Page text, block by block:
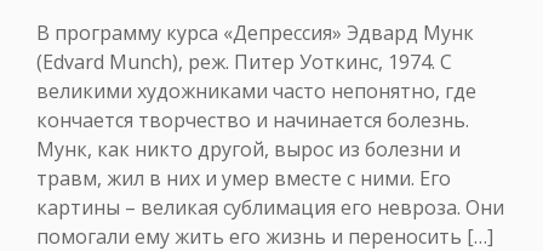
В программу курса «Депрессия» Эдвард Мунк
(Edvard Munch), реж. Питер Уоткинс, 1974. С
великими художниками часто непонятно, где
кончается творчество и начинается болезнь.
Мунк, как никто другой, вырос из болезни и
травм, жил в них и умер вместе с ними. Его
картины – великая сублимация его невроза. Они
помогали ему жить его жизнь и переносить […]